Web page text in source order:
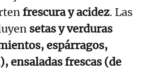
frescura y acidez. Las
setas y verduras
espárragos,
ensaladas frescas (de